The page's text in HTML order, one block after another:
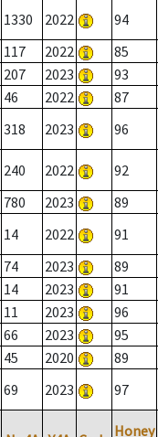
1330 2022 94
117 2022 85
207 2023 93
46 2022 87
318 2023 96
240 2022 92
780 2023 89
14 2022 91
74 2023 89
14 2023 91
11 2023 96
66 2023 95
45 2020 89
69 2023 97
Honey